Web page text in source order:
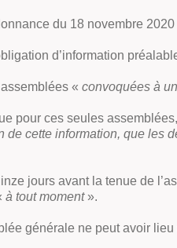
du 18 novembre
d’information
assemblées «convoquées à
pour ces seules
cette information, que
jours avant la tenue de
à tout moment».
générale ne peut avoir